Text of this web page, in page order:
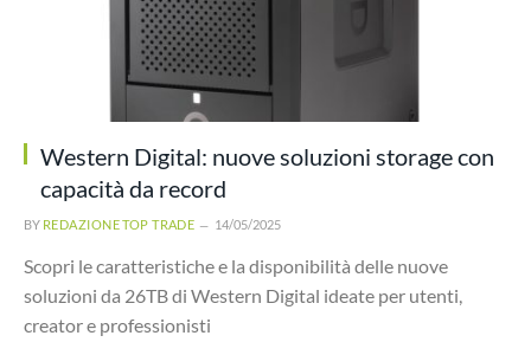
Western Digital: nuove soluzioni storage con
capacità da record
BY REDAZIONE TOP TRADE 14/05/2025
Scopri le caratteristiche e la disponibilità delle nuove
soluzioni da 26TB di Western Digital ideate per utenti,
creator e professionisti